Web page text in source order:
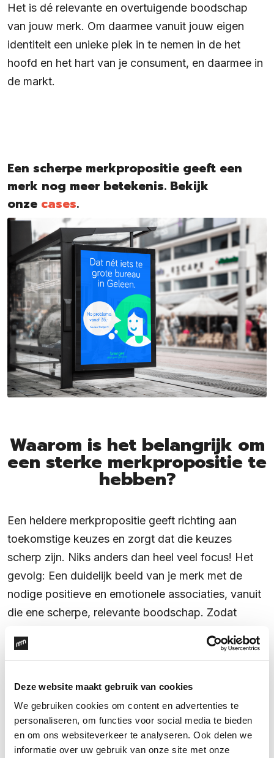
Deze website maakt gebruik van cookies
We gebruiken cookies om content en advertenties te
personaliseren, om functies voor social media te bieden
en om ons websiteverkeer te analyseren. Ook delen we
informatie over uw gebruik van onze site met onze
Het is dé relevante en overtuigende boodschap
van jouw merk. Om daarmee vanuit jouw eigen
identiteit een unieke plek in te nemen in de het
hoofd en het hart van je consument, en daarmee in
de markt.
Een scherpe merkpropositie geeft een
merk nog meer betekenis. Bekijk
onze cases.
Waarom is het belangrijk om
een sterke merkpropositie te
hebben?
Een heldere merkpropositie geeft richting aan
toekomstige keuzes en zorgt dat die keuzes
scherp zijn. Niks anders dan heel veel focus! Het
gevolg: Een duidelijk beeld van je merk met de
nodige positieve en emotionele associaties, vanuit
die ene scherpe, relevante boodschap. Zodat
precies dat ene waar ze behoefte aan hebben. En